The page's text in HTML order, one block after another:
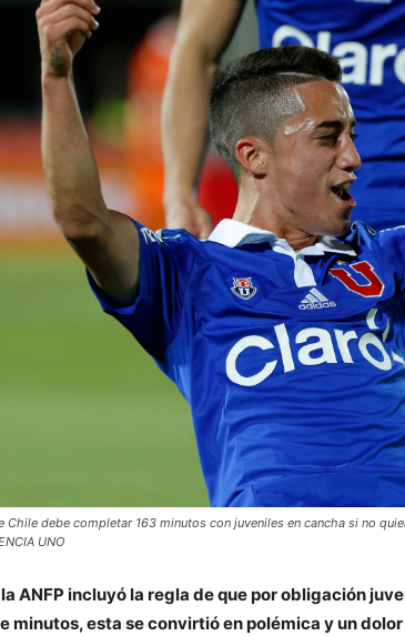
Chile debe completar 163 minutos con juveniles en cancha si no
UNO
ANFP incluyó la regla de que por obligación
minutos, esta se convirtió en polémica y un